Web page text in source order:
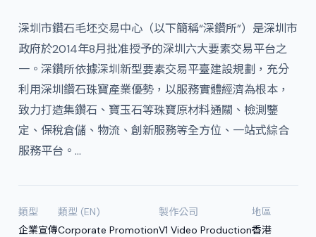
深圳市鑽石毛坯交易中心（以下簡稱“深鑽所”）是深圳市
政府於2014年8月批准授予的深圳六大要素交易平台之
一。深鑽所依據深圳新型要素交易平臺建設規劃，充分
利用深圳鑽石珠寶產業優勢，以服務實體經濟為根本，
致力打造集鑽石、寶玉石等珠寶原材料通關、檢測鑒
定、保稅倉儲、物流、創新服務等全方位、一站式綜合
服務平台。…
類型
企業宣傳
類型 (EN)
Corporate Promotion
製作公司
V1 Video Production
地區
香港